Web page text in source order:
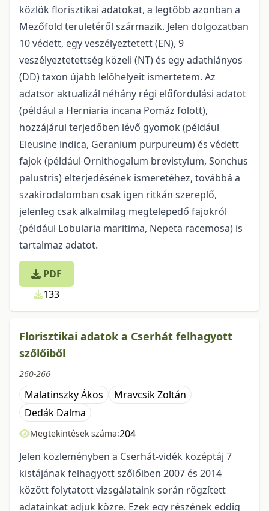
közlök florisztikai adatokat, a legtöbb azonban a
Mezőföld területéről származik. Jelen dolgozatban
10 védett, egy veszélyeztetett (EN), 9
veszélyeztetettség közeli (NT) és egy adathiányos
(DD) taxon újabb lelőhelyeit ismertetem. Az
adatsor aktualizál néhány régi előfordulási adatot
(például a Herniaria incana Pomáz fölött),
hozzájárul terjedőben lévő gyomok (például
Eleusine indica, Geranium purpureum) és védett
fajok (például Ornithogalum brevistylum, Sonchus
palustris) elterjedésének ismeretéhez, továbbá a
szakirodalomban csak igen ritkán szereplő,
jelenleg csak alkalmilag megtelepedő fajokról
(például Lobularia maritima, Nepeta racemosa) is
tartalmaz adatot.
PDF
133
Florisztikai adatok a Cserhát felhagyott
szőlőiből
260-266
Malatinszky Ákos
Mravcsik Zoltán
Dedák Dalma
Megtekintések száma:204
Jelen közleményben a Cserhát-vidék középtáj 7
kistájának felhagyott szőlőiben 2007 és 2014
között folytatott vizsgálataink során rögzített
adatainkat adjuk közre. Ezek egy részének eddig